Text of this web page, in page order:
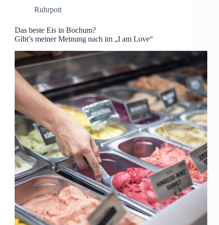
Ruhrpott
Das beste Eis in Bochum?
Gibt’s meiner Meinung nach im „I am Love“